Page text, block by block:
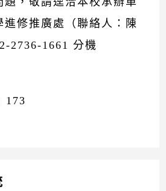
進修推廣處（聯絡人：陳
2736-1661 分機
173